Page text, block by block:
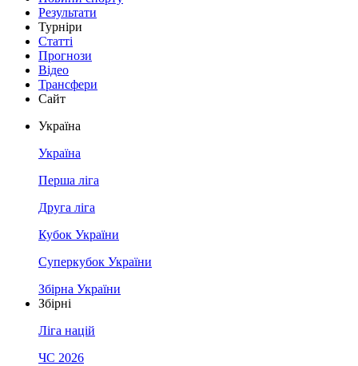
Результати
Турніри
Статті
Прогнози
Відео
Трансфери
Сайт
Україна
Україна
Перша ліга
Друга ліга
Кубок України
Суперкубок України
Збірна України
Збірні
Ліга націй
ЧС 2026